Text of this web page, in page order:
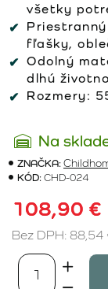
všetky
fľašky,
Odolný
dlhú
Rozmery:
Na
ZNAČKA:
KÓD:CHD-024
108,90 €
Bez DPH: 88,54